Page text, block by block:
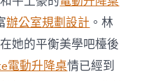
顯 億
嵐
室
內
設
辦公室規劃設計 。林
她的平衡美學吧檯後
電動升降桌情已經到